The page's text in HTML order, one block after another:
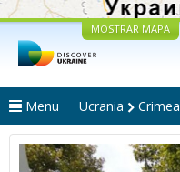
MOSTRAR MAPA
Menu Ucrania Crimea